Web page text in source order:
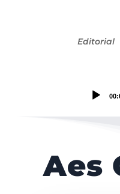
Editorial
Aes